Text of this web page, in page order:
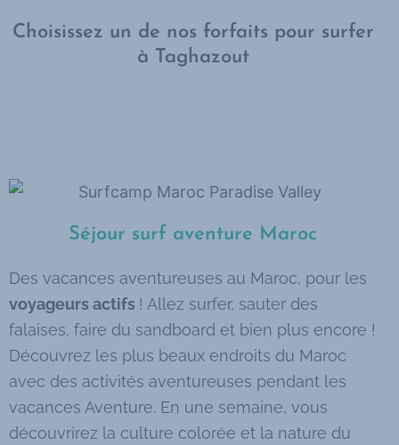
Choisissez un de nos forfaits pour surfer
à Taghazout
Séjour surf aventure Maroc
Des vacances aventureuses au Maroc, pour les
voyageurs actifs ! Allez surfer, sauter des
falaises, faire du sandboard et bien plus encore !
Découvrez les plus beaux endroits du Maroc
avec des activités aventureuses pendant les
vacances Aventure. En une semaine, vous
découvrirez la culture colorée et la nature du